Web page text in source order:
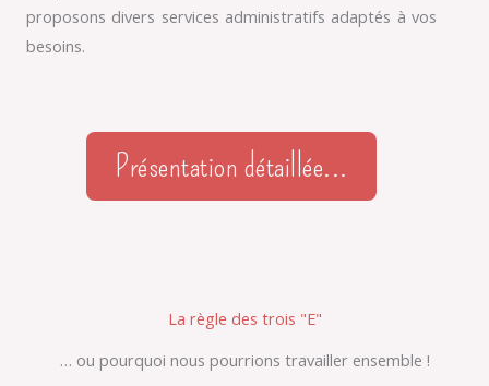
proposons divers services administratifs adaptés à vos
besoins.
Présentation détaillée...
La règle des trois "E"
… ou pourquoi nous pourrions travailler ensemble !